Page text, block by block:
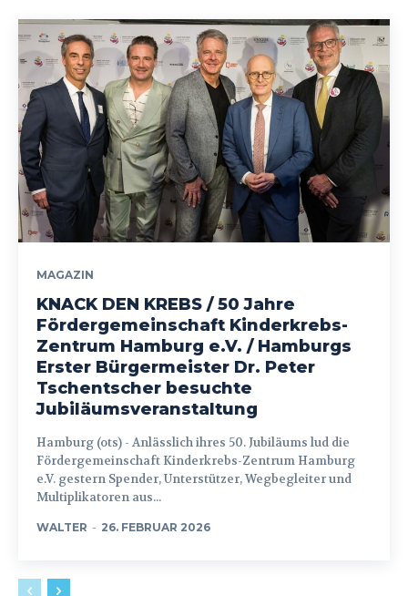
MAGAZIN
KNACK DEN KREBS / 50 Jahre
Fördergemeinschaft Kinderkrebs-
Zentrum Hamburg e.V. / Hamburgs
Erster Bürgermeister Dr. Peter
Tschentscher besuchte
Jubiläumsveranstaltung
Hamburg (ots) - Anlässlich ihres 50. Jubiläums lud die
Fördergemeinschaft Kinderkrebs-Zentrum Hamburg
e.V. gestern Spender, Unterstützer, Wegbegleiter und
Multiplikatoren aus...
WALTER - 26. FEBRUAR 2026